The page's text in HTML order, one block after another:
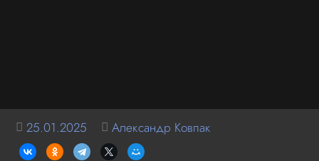
25.01.2025 Александр Ковпак